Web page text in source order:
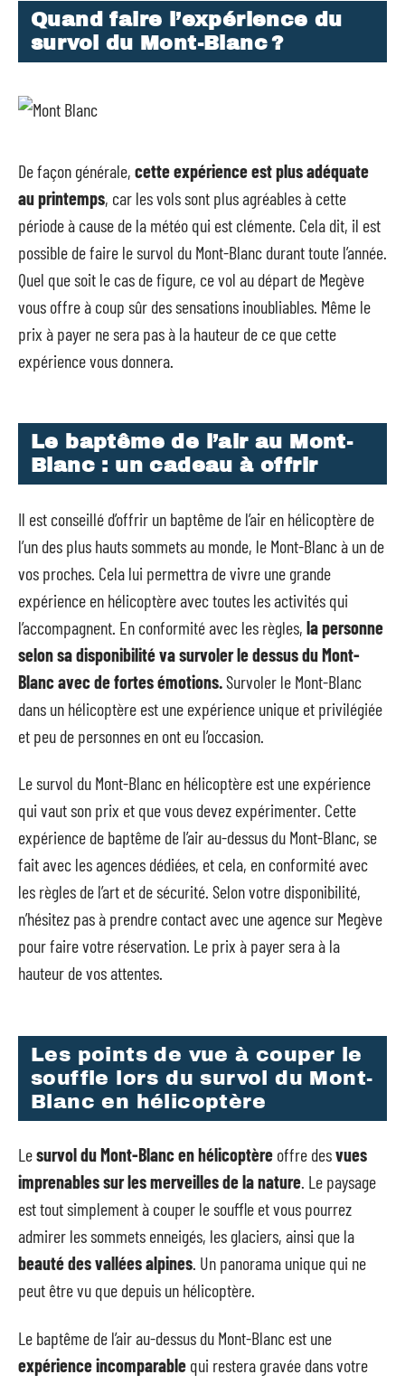
Quand faire l’expérience du
survol du Mont-Blanc ?
De façon générale, cette expérience est plus adéquate
au printemps, car les vols sont plus agréables à cette
période à cause de la météo qui est clémente. Cela dit, il est
possible de faire le survol du Mont-Blanc durant toute l’année.
Quel que soit le cas de figure, ce vol au départ de Megève
vous offre à coup sûr des sensations inoubliables. Même le
prix à payer ne sera pas à la hauteur de ce que cette
expérience vous donnera.
Le baptême de l’air au Mont-
Blanc : un cadeau à offrir
Il est conseillé d’offrir un baptême de l’air en hélicoptère de
l’un des plus hauts sommets au monde, le Mont-Blanc à un de
vos proches. Cela lui permettra de vivre une grande
expérience en hélicoptère avec toutes les activités qui
l’accompagnent. En conformité avec les règles, la personne
selon sa disponibilité va survoler le dessus du Mont-
Blanc avec de fortes émotions.Survoler le Mont-Blanc
dans un hélicoptère est une expérience unique et privilégiée
et peu de personnes en ont eu l’occasion.
Le survol du Mont-Blanc en hélicoptère est une expérience
qui vaut son prix et que vous devez expérimenter. Cette
expérience de baptême de l’air au-dessus du Mont-Blanc, se
fait avec les agences dédiées, et cela, en conformité avec
les règles de l’art et de sécurité. Selon votre disponibilité,
n’hésitez pas à prendre contact avec une agence sur Megève
pour faire votre réservation. Le prix à payer sera à la
hauteur de vos attentes.
Les points de vue à couper le
souffle lors du survol du Mont-
Blanc en hélicoptère
Lesurvol du Mont-Blanc en hélicoptère offre desvues
imprenables sur les merveilles de la nature. Le paysage
est tout simplement à couper le souffle et vous pourrez
admirer les sommets enneigés, les glaciers, ainsi que la
beauté des vallées alpines. Un panorama unique qui ne
peut être vu que depuis un hélicoptère.
Le baptême de l’air au-dessus du Mont-Blanc est une
expérience incomparable qui restera gravée dans votre